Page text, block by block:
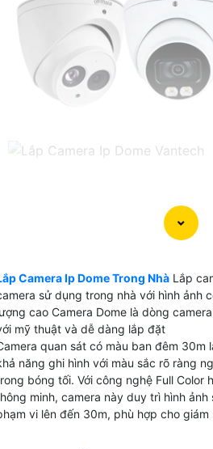
Camera Ip Dome Trong Nhà Lắp
sử dụng trong nhà với hình ảnh
cao Camera Dome là dòng
mỹ thuật và dễ dàng lắp đặt
quan sát có màu ban đêm 30m
năng ghi hình với màu sắc rõ ràng
bóng tối. Với công nghệ Full Color
minh, camera này duy trì hình
vi lên đến 30m, phù hợp cho giám